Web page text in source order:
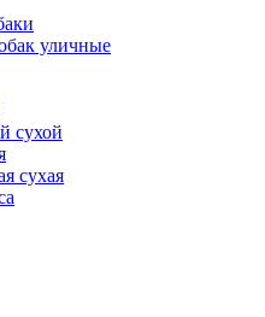
уличные
сухой
сухая